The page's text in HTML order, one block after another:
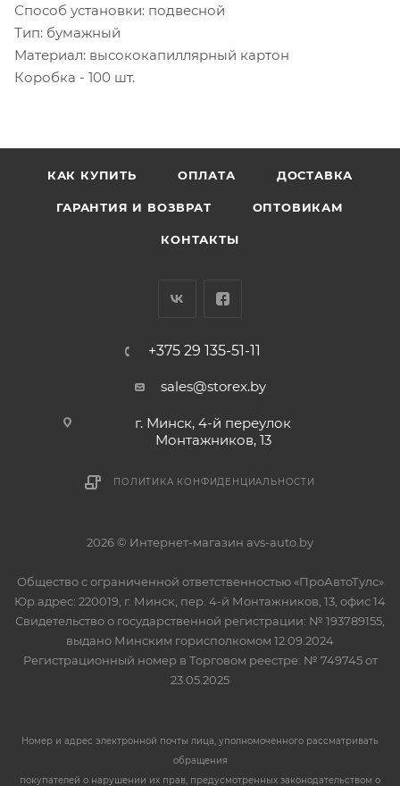
Способ установки: подвесной
Тип: бумажный
Материал: высококапиллярный картон
Коробка - 100 шт.
КАК КУПИТЬ ОПЛАТА ДОСТАВКА
ГАРАНТИЯ И ВОЗВРАТ ОПТОВИКАМ
КОНТАКТЫ
+375 29 135-51-11
sales@storex.by
г. Минск, 4-й переулок
Монтажников, 13
ПОЛИТИКА КОНФИДЕНЦИАЛЬНОСТИ
2026 © Интернет-магазин avs-auto.by
Общество с ограниченной ответственностью «ПроАвтоТулс»
Юр.адрес: 220019, г. Минск, пер. 4-й Монтажников, 13, офис 14
Свидетельство о государственной регистрации: № 193789155,
выдано Минским горисполкомом 12.09.2024
Регистрационный номер в Торговом реестре: № 749745 от
23.05.2025
Номер и адрес электронной почты лица, уполномоченного рассматривать
обращения
покупателей о нарушении их прав, предусмотренных законодательством о